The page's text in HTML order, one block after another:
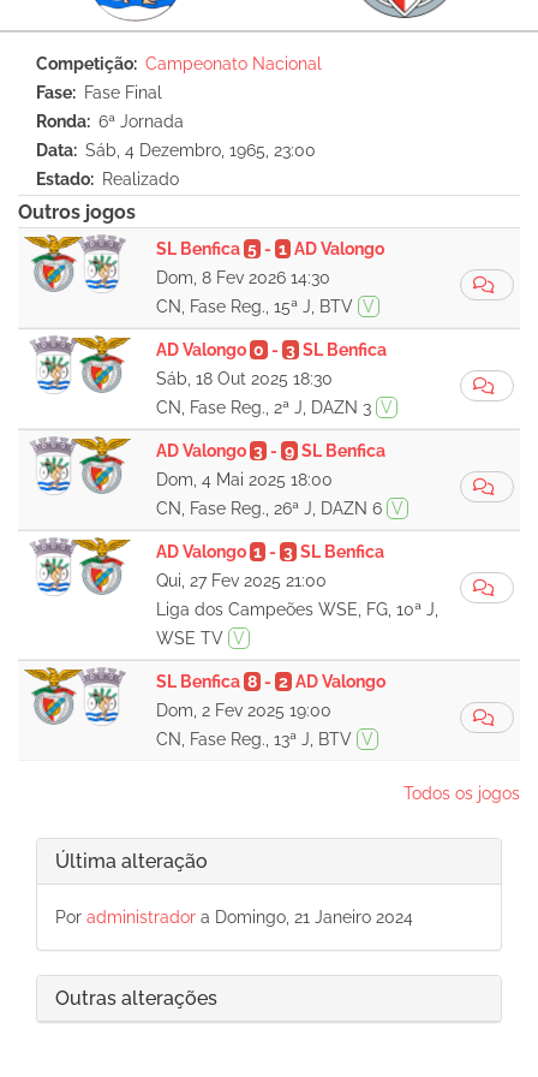
Competição
Campeonato Nacional
Fase
Fase Final
Ronda
6ª Jornada
Data
Sáb, 4 Dezembro, 1965, 23:00
Estado
Realizado
Outros jogos
SL Benfica 5- 1 AD Valongo
Dom, 8 Fev 2026 14:30
CN, Fase Reg., 15ª J, BTV V
AD Valongo 0 - 3 SL Benfica
Sáb, 18 Out 2025 18:30
CN, Fase Reg., 2ª J, DAZN 3 V
AD Valongo 3- 9 SL Benfica
Dom, 4 Mai 2025 18:00
CN, Fase Reg., 26ª J, DAZN 6 V
AD Valongo 1- 3 SL Benfica
Qui, 27 Fev 2025 21:00
Liga dos Campeões WSE, FG, 10ª J,
WSE TV V
SL Benfica 8- 2 AD Valongo
Dom, 2 Fev 2025 19:00
CN, Fase Reg., 13ª J, BTV V
Todos os jogos
Última alteração
Por administrador a Domingo, 21 Janeiro 2024
Outras alterações